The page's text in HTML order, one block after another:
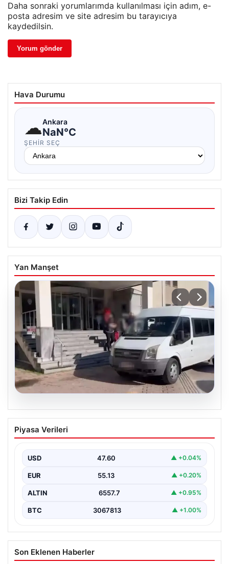
Daha sonraki yorumlarımda kullanılması için adım, e-
posta adresim ve site adresim bu tarayıcıya
kaydedilsin.
Hava Durumu
☁Ankara
NaN°C
ŞEHIR SEÇ
Bizi Takip Edin
Yan Manşet
Kayseri’de Çok Sayıda Evi Soyan
Hırsızlar Yakalandı ve Tutuklandı
şehir genelinde gerçekleştirilen geniş çaplı
operasyonlar neticesinde toplamda…
Piyasa Verileri
USD 47.60 ▲ +0.04%
EUR 55.13 ▲ +0.20%
ALTIN 6557.7 ▲ +0.95%
BTC 3067813 ▲ +1.00%
Son Eklenen Haberler